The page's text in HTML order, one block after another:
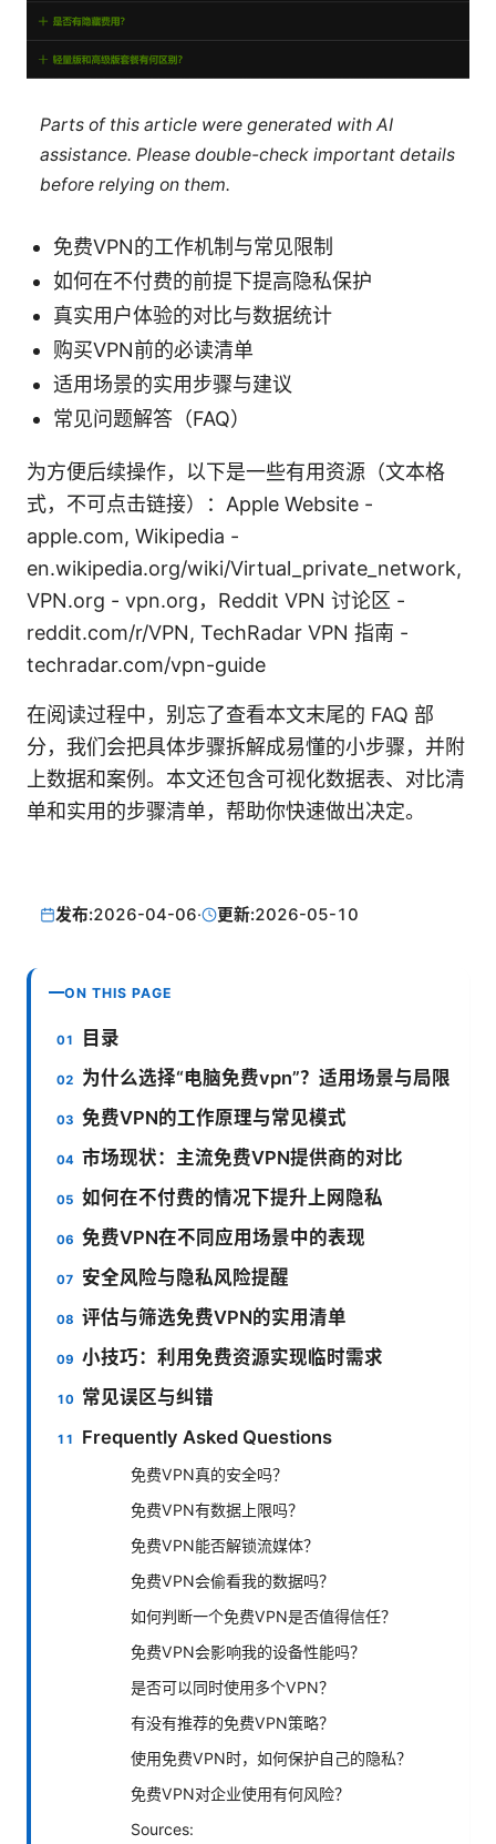
Parts of this article were generated with AI
assistance. Please double-check important details
before relying on them.
免费VPN的工作机制与常见限制
如何在不付费的前提下提高隐私保护
真实用户体验的对比与数据统计
购买VPN前的必读清单
适用场景的实用步骤与建议
常见问题解答（FAQ）
为方便后续操作，以下是一些有用资源（文本格
式，不可点击链接）：Apple Website -
apple.com, Wikipedia -
en.wikipedia.org/wiki/Virtual_private_network,
VPN.org - vpn.org，Reddit VPN 讨论区 -
reddit.com/r/VPN, TechRadar VPN 指南 -
techradar.com/vpn-guide
在阅读过程中，别忘了查看本文末尾的 FAQ 部
分，我们会把具体步骤拆解成易懂的小步骤，并附
上数据和案例。本文还包含可视化数据表、对比清
单和实用的步骤清单，帮助你快速做出决定。
发布:2026-04-06· 更新:2026-05-10
ON THIS PAGE
目录
为什么选择“电脑免费vpn”？适用场景与局限
免费VPN的工作原理与常见模式
市场现状：主流免费VPN提供商的对比
如何在不付费的情况下提升上网隐私
免费VPN在不同应用场景中的表现
安全风险与隐私风险提醒
评估与筛选免费VPN的实用清单
小技巧：利用免费资源实现临时需求
常见误区与纠错
Frequently Asked Questions
免费VPN真的安全吗？
免费VPN有数据上限吗？
免费VPN能否解锁流媒体？
免费VPN会偷看我的数据吗？
如何判断一个免费VPN是否值得信任？
免费VPN会影响我的设备性能吗？
是否可以同时使用多个VPN？
有没有推荐的免费VPN策略？
使用免费VPN时，如何保护自己的隐私？
免费VPN对企业使用有何风险？
Sources: